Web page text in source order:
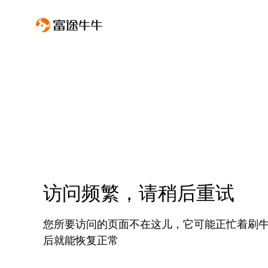
访问频繁，请稍后重试
您所要访问的页面不在这儿，它可能正忙着刷
后就能恢复正常